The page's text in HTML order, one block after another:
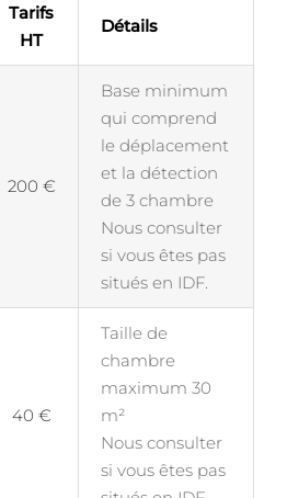
Tarifs
HT
Détails
200 €
Base minimum
qui comprend
le déplacement
et la détection
de 3 chambre
Nous consulter
si vous êtes pas
situés en IDF.
40 €
Taille de
chambre
maximum 30
m²
Nous consulter
si vous êtes pas